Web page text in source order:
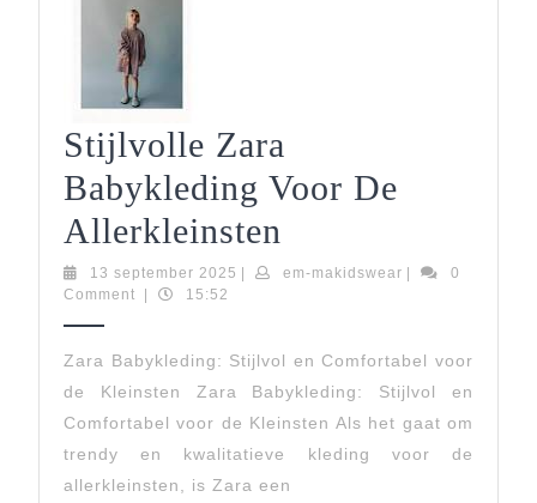
Stijlvolle Zara
Babykleding Voor De
Allerkleinsten
Zara
Voor
De
Allerkleinsten
13 september 2025 13
em-makidswearem-
0
Comment
15:52
Zara Babykleding: Stijlvol en Comfortabel voor
de Kleinsten Zara Babykleding: Stijlvol en
Comfortabel voor de Kleinsten Als het gaat om
trendy en kwalitatieve kleding voor de
allerkleinsten, is Zara een